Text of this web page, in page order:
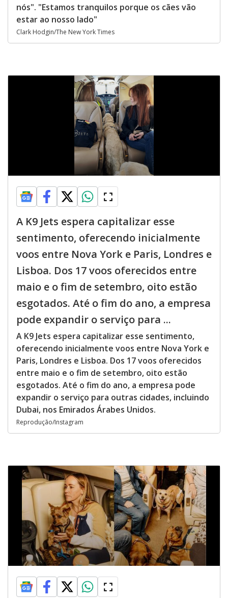
nós". "Estamos tranquilos porque os cães vão
estar ao nosso lado"
Clark Hodgin/The New York Times
A K9 Jets espera capitalizar esse
sentimento, oferecendo inicialmente
voos entre Nova York e Paris, Londres e
Lisboa. Dos 17 voos oferecidos entre
maio e o fim de setembro, oito estão
esgotados. Até o fim do ano, a empresa
pode expandir o serviço para ...
A K9 Jets espera capitalizar esse sentimento,
oferecendo inicialmente voos entre Nova York e
Paris, Londres e Lisboa. Dos 17 voos oferecidos
entre maio e o fim de setembro, oito estão
esgotados. Até o fim do ano, a empresa pode
expandir o serviço para outras cidades, incluindo
Dubai, nos Emirados Árabes Unidos.
Reprodução/Instagram